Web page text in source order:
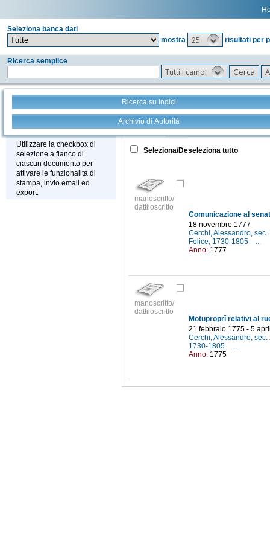
Seleziona banca dati
mostra
25 risultati per
Ricerca semplice
Tutti i campi
Ricerca su indici
Archivio di Autorità
Stampa - Email - Export
Utilizzare la checkbox di
selezione a fianco di
ciascun documento per
attivare le funzionalità di
stampa, invio email ed
export.
Tutto +
Seleziona/Deseleziona tutto
manoscritto/
dattiloscritto
18 novembre 1777
Cerchi, Alessandro, sec.
Felice, 1730-1805
...
Anno: 1777
manoscritto/
dattiloscritto
21 febbraio 1775 - 5
Cerchi, Alessandro, sec.
1730-1805
...
Anno: 1775